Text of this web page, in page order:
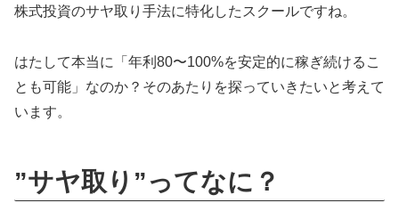
株式投資のサヤ取り手法に特化したスクールですね。
はたして本当に「年利80〜100%を安定的に稼ぎ続けるこ
とも可能」なのか？そのあたりを探っていきたいと考えて
います。
”サヤ取り”ってなに？